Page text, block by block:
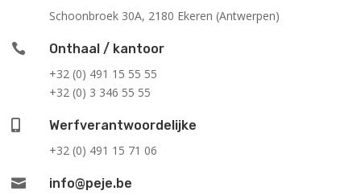
Schoonbroek 30A, 2180 Ekeren (Antwerpen)

Onthaal / kantoor
+32 (0) 491 15 55 55
+32 (0) 3 346 55 55
Werfverantwoordelijke
+32 (0) 491 15 71 06
 info@peje.be